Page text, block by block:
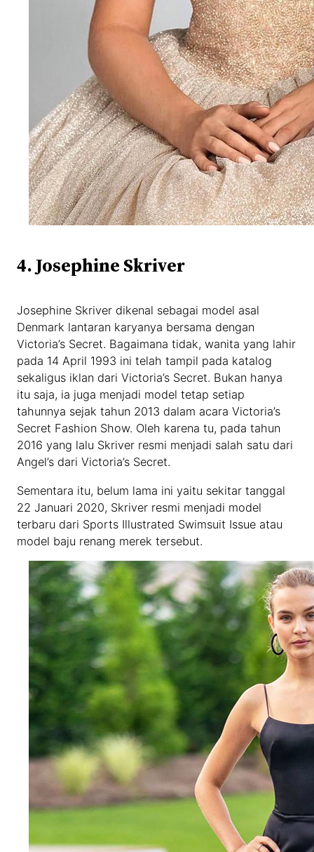
4. Josephine Skriver
Josephine Skriver dikenal sebagai model asal
Denmark lantaran karyanya bersama dengan
Victoria’s Secret. Bagaimana tidak, wanita yang lahir
pada 14 April 1993 ini telah tampil pada katalog
sekaligus iklan dari Victoria’s Secret. Bukan hanya
itu saja, ia juga menjadi model tetap setiap
tahunnya sejak tahun 2013 dalam acara Victoria’s
Secret Fashion Show. Oleh karena tu, pada tahun
2016 yang lalu Skriver resmi menjadi salah satu dari
Angel’s dari Victoria’s Secret.
Sementara itu, belum lama ini yaitu sekitar tanggal
22 Januari 2020, Skriver resmi menjadi model
terbaru dari Sports Illustrated Swimsuit Issue atau
model baju renang merek tersebut.